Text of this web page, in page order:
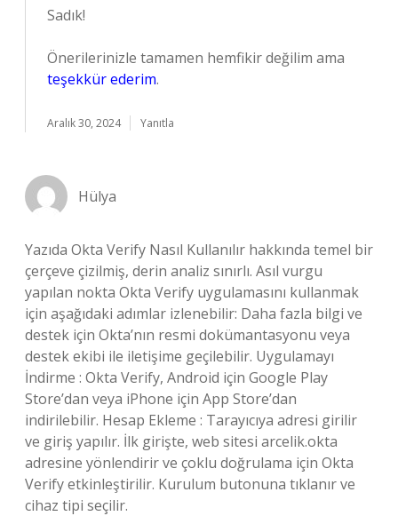
Sadık!
Önerilerinizle tamamen hemfikir değilim ama
teşekkür ederim.
Aralık 30, 2024 Yanıtla
Hülya
Yazıda Okta Verify Nasıl Kullanılır hakkında temel bir
çerçeve çizilmiş, derin analiz sınırlı. Asıl vurgu
yapılan nokta Okta Verify uygulamasını kullanmak
için aşağıdaki adımlar izlenebilir: Daha fazla bilgi ve
destek için Okta’nın resmi dokümantasyonu veya
destek ekibi ile iletişime geçilebilir. Uygulamayı
İndirme : Okta Verify, Android için Google Play
Store’dan veya iPhone için App Store’dan
indirilebilir. Hesap Ekleme : Tarayıcıya adresi girilir
ve giriş yapılır. İlk girişte, web sitesi arcelik.okta
adresine yönlendirir ve çoklu doğrulama için Okta
Verify etkinleştirilir. Kurulum butonuna tıklanır ve
cihaz tipi seçilir.